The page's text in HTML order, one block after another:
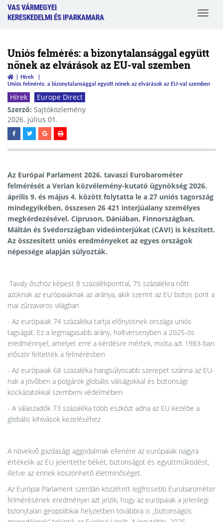
VAS VÁRMEGYEI
KERESKEDELMI ÉS IPARKAMARA
Toggle
Uniós felmérés: a bizonytalansággal együtt
nőnek az elvárások az EU-val szemben
Hírek
Uniós felmérés: a bizonytalansággal együtt nőnek az elvárások az EU-val szemben
Hírek
Europe Direct
Szerző: Sajtóközlemény
2026. július 01.
Az Európai Parlament 2026. tavaszi Eurobarométer
felmérését a Verian közvélemény-kutató ügynökség 2026.
április 9. és május 4. között folytatta le a 27 uniós tagország
mindegyikében, összesen 26 421 interjúalany személyes
megkérdezésével. Cipruson, Dániában, Finnországban,
Máltán és Svédországban videóinterjúkat (CAVI) is készített.
Az összesített uniós eredményeket az egyes országok
népessége alapján súlyozták.
Tavaly őszhöz képest 8 százalékponttal, 75 százalékra nőtt
azoknak az európaiaknak az aránya, akik szerint az EU biztos pont a
mai zűrzavaros világban
- Az európaiak 74 százaléka tartja előnyösnek országa uniós
tagságát. Ez a legmagasabb arány, holtversenyben a 2025-ös
eredménnyel, amelyet erre a kérdésre mértek, mióta azt 1983-ban
először feltették a felmérésben
- Az európaiak 68 százaléka hangsúlyosabb szerepet szánna az EU-
nak a jövőben a polgárok globális válságokkal és biztonsági
kockázatokkal szembeni védelmében
- A válaszadók 73 százaléka több eszközt adna az EU kezébe a
globális kihívások kezeléséhez
A növekvő gazdasági aggodalmak ellenére az európaiak nagyra
értékelik az EU jelentette békét, biztonságot és együttműködést,
illetve az ennek köszönhető életminőséget.
Az Európai Parlament szerdán közzétett legfrissebb Eurobarométer
felmérésének eredményei azt jelzik, hogy az európaiak a jelenlegi
bizonytalan geopolitikai helyzetben továbbra is „biztonságos